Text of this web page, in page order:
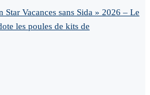
Vacances sans Sida » 2026 – Le
les poules de kits de